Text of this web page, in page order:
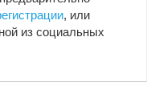
, или
из социальных